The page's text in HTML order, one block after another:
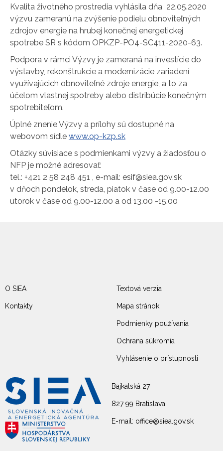
Kvalita životného prostredia vyhlásila dňa 22.05.2020
výzvu zameranú na zvýšenie podielu obnoviteľných
zdrojov energie na hrubej konečnej energetickej
spotrebe SR s kódom OPKZP-PO4-SC411-2020-63.
Podpora v rámci Výzvy je zameraná na investície do
výstavby, rekonštrukcie a modernizácie zariadení
využívajúcich obnoviteľné zdroje energie, a to za
účelom vlastnej spotreby alebo distribúcie konečným
spotrebiteľom.
Úplné znenie Výzvy a prílohy sú dostupné na
webovom sídle www.op-kzp.sk
Otázky súvisiace s podmienkami výzvy a žiadosťou o
NFP je možné adresovať:
tel.: +421 2 58 248 451 , e-mail: esif@siea.gov.sk
v dňoch pondelok, streda, piatok v čase od 9.00-12.00
utorok v čase od 9.00-12.00 a od 13.00 -15.00
Bajkalská 27
827 99 Bratislava
E-mail: office@siea.gov.sk
O SIEA
Kontakty
Textová verzia
Mapa stránok
Podmienky používania
Ochrana súkromia
Vyhlásenie o prístupnosti